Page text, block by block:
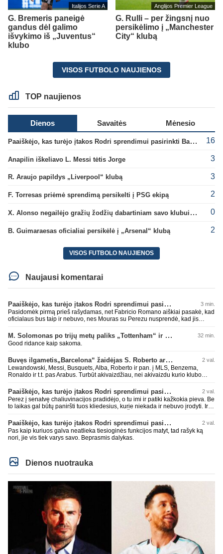
Italijos Serie A
G. Bremeris paneigė
gandus dėl galimo
išvykimo iš „Juventus“
klubo
Anglijos Premier League
G. Rulli – per žingsnį nuo
persikėlimo į „Manchester
City“ klubą
VISOS FUTBOLO NAUJIENOS
TOP naujienos
Dienos Savaitės Mėnesio
Paaiškėjo, kas turėjo įtakos Rodri sprendimui pasirinkti Barselonos pusę 16
Anapilin iškeliavo L. Messi tėtis Jorge 3
R. Araujo papildys „Liverpool“ klubą 3
F. Torresas priėmė sprendimą persikelti į PSG ekipą 2
X. Alonso negailėjo gražių žodžių dabartiniam savo klubui „Chelsea“ 0
B. Guimaraesas oficialiai persikėlė į „Arsenal“ klubą 2
VISOS FUTBOLO NAUJIENOS
Naujausi komentarai
Paaiškėjo, kas turėjo įtakos Rodri sprendimui pasirinkti Barselonos pusę 3 min.
Pasidomėk pirmą prieš rašydamas, net Fabricio Romano aiškiai pasakė, kad
oficialaus bus taip ir nebuvo, nes Mouras su Perezu nusprendė, kad jis
surasti info ar buvo oficialus bid. Atsakymas: Ne, oficialaus raštiško
pasiūlymo (official bid) Madrido „Real“ Mančesterio „City“ klubui už Rodri dar
nepateikė. ​Nors žiniasklaidoje (pvz., The Athletic, Diario AS) garsiai kalbama
kontaktus su žaidėjo stovykla ar „City“ vadovais, oficialus formalus
pasiūlymas iki šiol nėra registruotas. ​Ispanijos gigantai tikrina situaciją ir
vertina galimybes, tačiau kol kas viskas vyksta tik žvalgybos ir neoficialių
nuryk tiesą" ir patylėk, nes esi neteisus. Čiao!
M. Solomonas po trijų metų paliks „Tottenham“ ir papildys „West Ham“ klubą 32 min.
Good ridance kaip sakoma.
Buvęs ilgametis„Barcelona“ žaidėjas S. Roberto artėja link persikėlimo į MLS 2 val.
Lewandowski, Messi, Busquets, Alba, Roberto ir pan. į MLS, Benzema,
Ronaldo ir t.t. pas Arabus. Turbūt akivaizdžiau, nei akivaizdu kurio klubo
paskutiniu me tu ne tiek daug.
Paaiškėjo, kas turėjo įtakos Rodri sprendimui pasirinkti Barselonos pusę 2 val.
Perez į senatvę chaliuvinacijos pradidėjo, o tu imi ir patiki kažkokia pieva. Be
to laikas gal būtų paniršti tuos kliedesius, kurie niekada ir nebuvo įrodyti. Ir
esat. Kažkaip ne skaniai kvepia. RM todėl ir yra vienas nekenčiamiausių
daugumos fanų klubas, nes pastoviai verke ir verkia kažkokius kliedesius.
Remktis ne kažkokio Perezo kliedesiais, o faktais.
Paaiškėjo, kas turėjo įtakos Rodri sprendimui pasirinkti Barselonos pusę 2 val.
Pas kaip kuriuos galva neatlieka tiesioginės funkcijos matyt, tad rašyk ką
nori, jie vis tiek varys savo. Beprasmis dalykas.
Dienos nuotrauka